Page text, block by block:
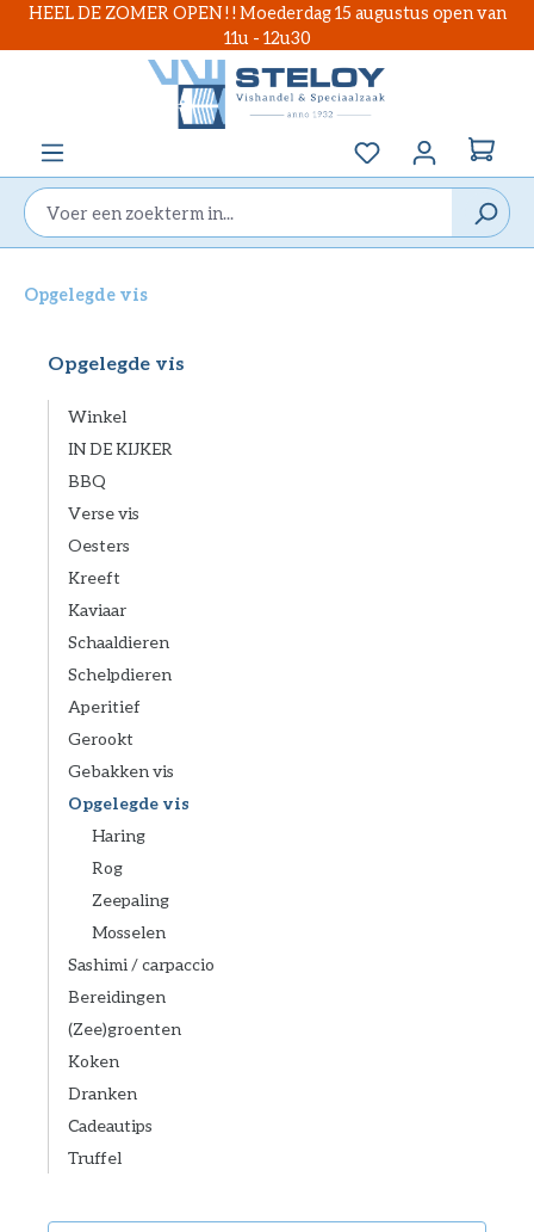
HEEL DE ZOMER OPEN ! ! Moederdag 15 augustus open van
11u - 12u30
Je hebt 0 items
Opgelegde vis
Opgelegde vis
Winkel
IN DE KIJKER
BBQ
Verse vis
Oesters
Kreeft
Kaviaar
Schaaldieren
Schelpdieren
Aperitief
Gerookt
Gebakken vis
Opgelegde vis
Haring
Rog
Zeepaling
Mosselen
Sashimi / carpaccio
Bereidingen
(Zee)groenten
Koken
Dranken
Cadeautips
Truffel